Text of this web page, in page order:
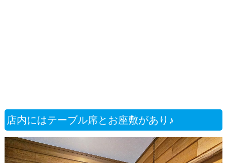
店内にはテーブル席とお座敷があり♪